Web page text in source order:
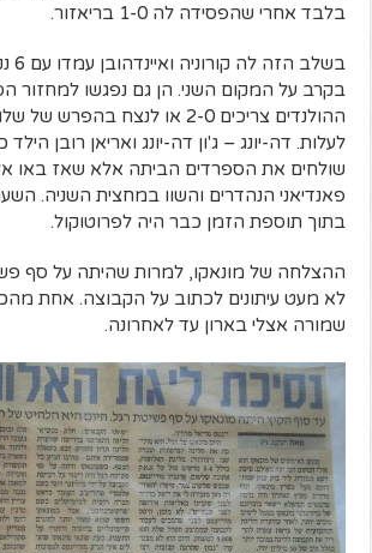
בלבד אחרי שהפסידה לה 1-0 בריאזור.
בקרב על המקום השני. הן גם נפגשו למחזור
ההולנדים צריכים 2-0 או לנצח
לעלות. דה-יונג – ג'ון דה-יונג ואריאן רובן
שולחים את הספרדים הביתה אלא שאז באו
פאנדיאני הנהדרים והשוו במחצית השניה.
בתוך תוספת הזמן כבר היה לפרוטוקול.
ההצלחה של מונאקו, למרות שהיתה על סף
לא מעט עיתונים לכתוב על הקבוצה. אחת
שמורה אצלי בארון עד לאחרונה.